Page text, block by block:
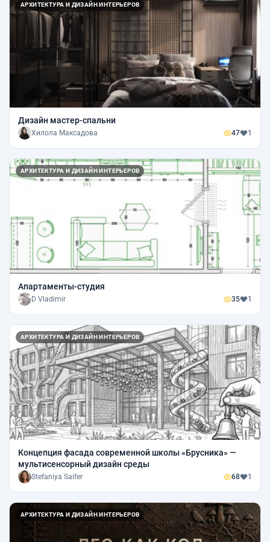
АРХИТЕКТУРА И ДИЗАЙН ИНТЕРЬЕРОВ
Дизайн мастер-спальни
Хилола Максадова 47 1
АРХИТЕКТУРА И ДИЗАЙН ИНТЕРЬЕРОВ
Апартаменты-студия
D Vladimir 35 1
АРХИТЕКТУРА И ДИЗАЙН ИНТЕРЬЕРОВ
Концепция фасада современной школы «Брусника» —
мультисенсорный дизайн среды
Stefaniya Saifer 68 1
АРХИТЕКТУРА И ДИЗАЙН ИНТЕРЬЕРОВ